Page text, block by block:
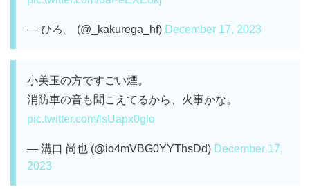
— ひろ。 (@_kakurega_hf) December 17, 2023
小美玉の方ですごい煙。
消防車の音も聞こえてるから、火事かな。
pic.twitter.com/lsUapx0glo
— 溝口 尚也 (@io4mVBG0YYThsDd) December 17,
2023